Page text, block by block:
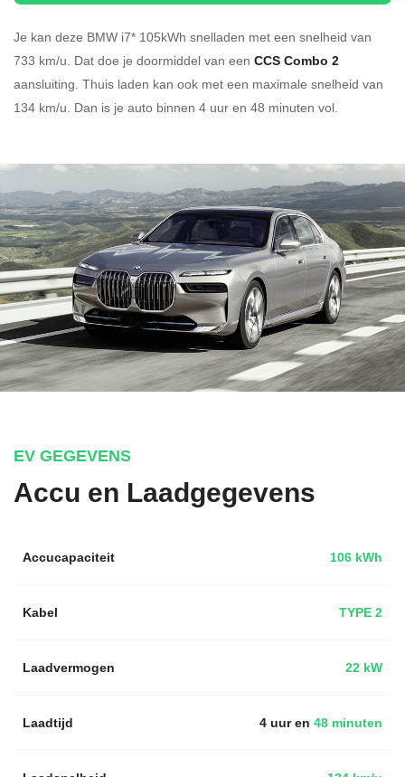
Je kan deze BMW i7* 105kWh snelladen met een snelheid van
733 km/u. Dat doe je doormiddel van een CCS Combo 2
aansluiting. Thuis laden kan ook met een maximale snelheid van
134 km/u. Dan is je auto binnen 4 uur en 48 minuten vol.
EV GEGEVENS
Accu en Laadgegevens
Accucapaciteit 106 kWh
Kabel TYPE 2
Laadvermogen 22 kW
Laadtijd 4 uur en 48 minuten